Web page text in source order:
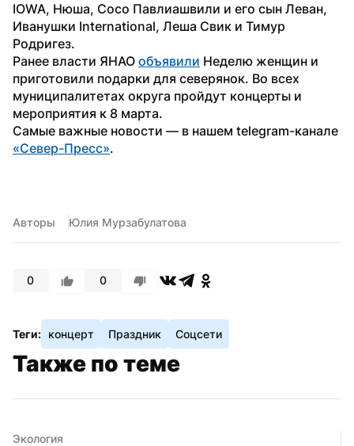
IOWA, Нюша, Сосо Павлиашвили и его сын Леван,
Иванушки International, Леша Свик и Тимур
Родригез.
Ранее власти ЯНАО объявили Неделю женщин и
приготовили подарки для северянок. Во всех
муниципалитетах округа пройдут концерты и
мероприятия к 8 марта.
«Север-Пресс».
Авторы Юлия Мурзабулатова
0 0
Теги: концерт Праздник Соцсети
Также по теме
Экология